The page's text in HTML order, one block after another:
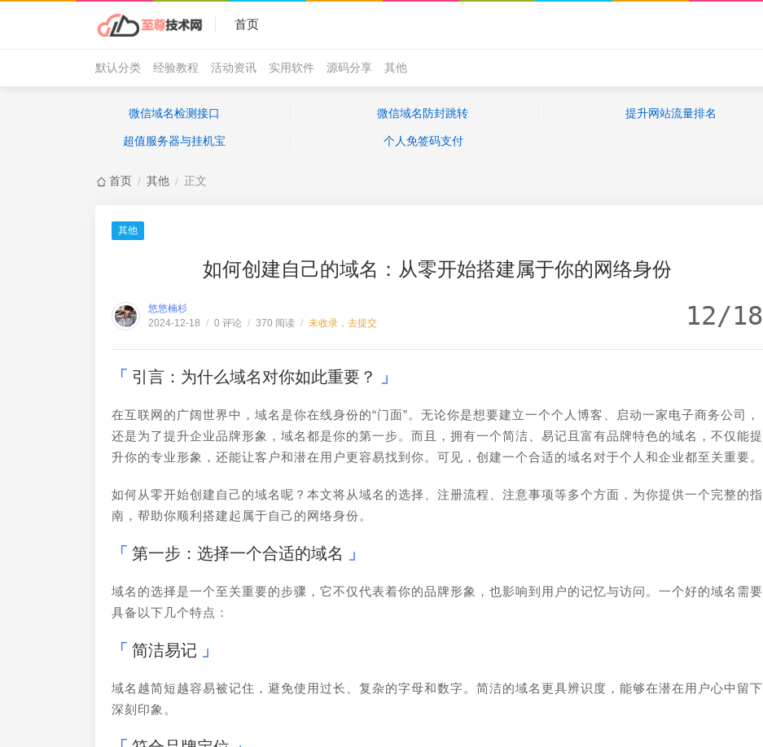
首页
默认分类 经验教程 活动资讯 实用软件 源码分享 其他
微信域名检测接口 微信域名防封跳转 提升网站流量排名
超值服务器与挂机宝 个人免签码支付
首页 / 其他 / 正文
其他
如何创建自己的域名：从零开始搭建属于你的网络身份
悠悠楠杉
2024-12-18 / 0 评论 / 370 阅读 / 未收录，去提交 12/18
引言：为什么域名对你如此重要？
在互联网的广阔世界中，域名是你在线身份的“门面”。无论你是想要建立一个个人博客、启动一家电子商务公司，
还是为了提升企业品牌形象，域名都是你的第一步。而且，拥有一个简洁、易记且富有品牌特色的域名，不仅能提
升你的专业形象，还能让客户和潜在用户更容易找到你。可见，创建一个合适的域名对于个人和企业都至关重要。
如何从零开始创建自己的域名呢？本文将从域名的选择、注册流程、注意事项等多个方面，为你提供一个完整的指
南，帮助你顺利搭建起属于自己的网络身份。
第一步：选择一个合适的域名
域名的选择是一个至关重要的步骤，它不仅代表着你的品牌形象，也影响到用户的记忆与访问。一个好的域名需要
具备以下几个特点：
简洁易记
域名越简短越容易被记住，避免使用过长、复杂的字母和数字。简洁的域名更具辨识度，能够在潜在用户心中留下
深刻印象。